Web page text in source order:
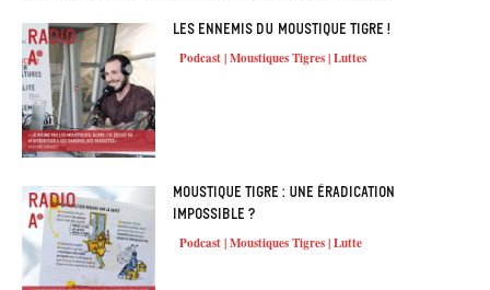
Les ennemis du moustique tigre !
Podcast | Moustiques Tigres | Luttes
Moustique Tigre : une éradication
impossible ?
Podcast | Moustiques Tigres | Lutte